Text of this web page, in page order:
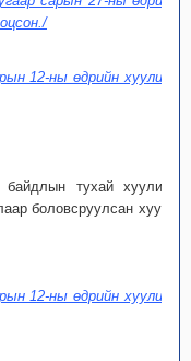
12-ны өдрийн хуулиар
тухай хуулийн
боловсруулсан хууль
12-ны өдрийн хуулиар